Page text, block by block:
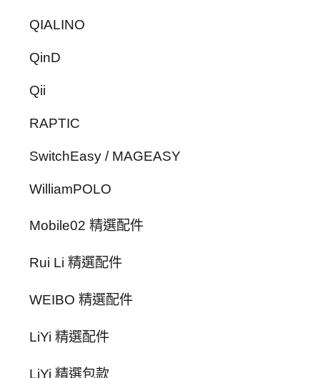
QIALINO
QinD
Qii
RAPTIC
SwitchEasy / MAGEASY
WilliamPOLO
Mobile02 精選配件
Rui Li 精選配件
WEIBO 精選配件
LiYi 精選配件
LiYi 精選包款